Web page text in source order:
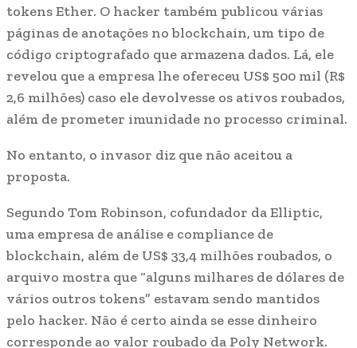
tokens Ether. O hacker também publicou várias
páginas de anotações no blockchain, um tipo de
código criptografado que armazena dados. Lá, ele
revelou que a empresa lhe ofereceu US$ 500 mil (R$
2,6 milhões) caso ele devolvesse os ativos roubados,
além de prometer imunidade no processo criminal.
No entanto, o invasor diz que não aceitou a
proposta.
Segundo Tom Robinson, cofundador da Elliptic,
uma empresa de análise e compliance de
blockchain, além de US$ 33,4 milhões roubados, o
arquivo mostra que “alguns milhares de dólares de
vários outros tokens” estavam sendo mantidos
pelo hacker. Não é certo ainda se esse dinheiro
corresponde ao valor roubado da Poly Network.